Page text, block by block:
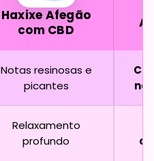
Haxixe Afegão
com CBD
Notas resinosas e
picantes
Relaxamento
profundo